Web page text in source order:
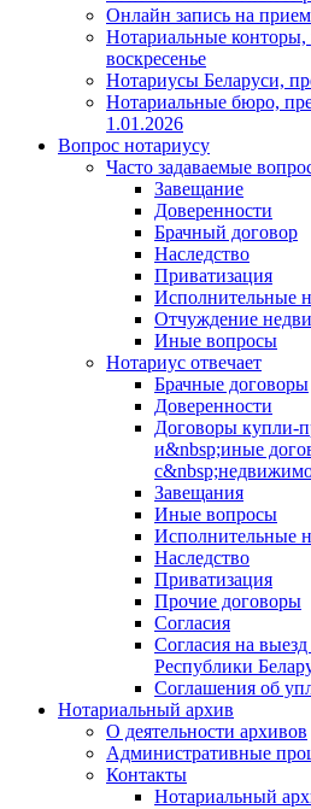
Онлайн запись на прием
Нотариальные
воскресенье
Нотариусы Беларуси,
Нотариальные бюро,
1.01.2026
Вопрос нотариусу
Часто задаваемые
Завещание
Доверенности
Брачный договор
Наследство
Приватизация
Исполнительные
Отчуждение
Иные вопросы
Нотариус отвечает
Брачные договоры
Доверенности
Договоры купли-
и&nbsp;иные
Завещания
Иные вопросы
Исполнительные
Наследство
Приватизация
Прочие договоры
Согласия
Согласия на
Республики
Соглашения об
Нотариальный архив
О деятельности архивов
Административные
Контакты
Нотариальный